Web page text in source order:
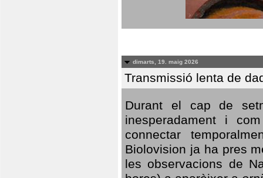
dimarts, 19. maig 2026
Transmissió lenta de
Durant el cap de
inesperadament i
connectar
Biolovision ja ha pres
les observacions de